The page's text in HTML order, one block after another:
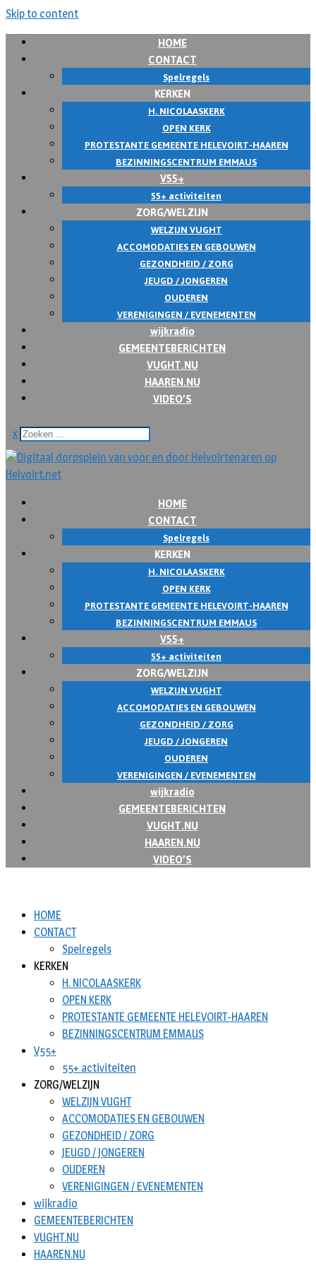
Skip to content
HOME
CONTACT
Spelregels
KERKEN
H. NICOLAASKERK
OPEN KERK
PROTESTANTE GEMEENTE HELEVOIRT-HAAREN
BEZINNINGSCENTRUM EMMAUS
V55+
55+ activiteiten
ZORG/WELZIJN
WELZIJN VUGHT
ACCOMODATIES EN GEBOUWEN
GEZONDHEID / ZORG
JEUGD / JONGEREN
OUDEREN
VERENIGINGEN / EVENEMENTEN
wijkradio
GEMEENTEBERICHTEN
VUGHT.NU
HAAREN.NU
VIDEO’S
x
HOME
CONTACT
Spelregels
KERKEN
H. NICOLAASKERK
OPEN KERK
PROTESTANTE GEMEENTE HELEVOIRT-HAAREN
BEZINNINGSCENTRUM EMMAUS
V55+
55+ activiteiten
ZORG/WELZIJN
WELZIJN VUGHT
ACCOMODATIES EN GEBOUWEN
GEZONDHEID / ZORG
JEUGD / JONGEREN
OUDEREN
VERENIGINGEN / EVENEMENTEN
wijkradio
GEMEENTEBERICHTEN
VUGHT.NU
HAAREN.NU
VIDEO’S
HOME
CONTACT
Spelregels
KERKEN
H. NICOLAASKERK
OPEN KERK
PROTESTANTE GEMEENTE HELEVOIRT-HAAREN
BEZINNINGSCENTRUM EMMAUS
V55+
55+ activiteiten
ZORG/WELZIJN
WELZIJN VUGHT
ACCOMODATIES EN GEBOUWEN
GEZONDHEID / ZORG
JEUGD / JONGEREN
OUDEREN
VERENIGINGEN / EVENEMENTEN
wijkradio
GEMEENTEBERICHTEN
VUGHT.NU
HAAREN.NU